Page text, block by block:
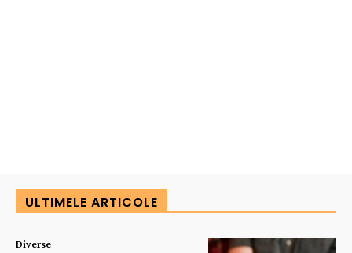
ULTIMELE ARTICOLE
Diverse